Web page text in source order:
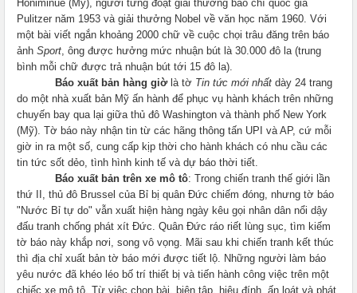
Honiminue (Mỹ), người từng đoạt giải thưởng báo chí quốc gia
Pulitzer năm 1953 và giải thưởng Nobel về văn học năm 1960. Với
một bài viết ngắn khoảng 2000 chữ về cuộc chọi trâu đăng trên báo
ảnh Sport, ông được hưởng mức nhuận bút là 30.000 đô la (trung
bình mỗi chữ được trả nhuận bút tới 15 đô la).
Báo xuất bản hàng giờlà tờ Tin tức mới nhất dày 24 trang
do một nhà xuất bản Mỹ ấn hành để phục vụ hành khách trên những
chuyến bay qua lại giữa thủ đô Washington và thành phố New York
(Mỹ). Tờ báo này nhận tin từ các hãng thông tấn UPI và AP, cứ mỗi
giờ in ra một số, cung cấp kịp thời cho hành khách có nhu cầu các
tin tức sốt dẻo, tình hình kinh tế và dự báo thời tiết.
Báo xuất bản trên xe mô tô: Trong chiến tranh thế giới lần
thứ II, thủ đô Brussel của Bỉ bị quân Đức chiếm đóng, nhưng tờ báo
"Nước Bỉ tự do" vẫn xuất hiện hàng ngày kêu gọi nhân dân nổi dậy
đấu tranh chống phát xít Đức. Quân Đức ráo riết lùng sục, tìm kiếm
tờ báo này khắp nơi, song vô vọng. Mãi sau khi chiến tranh kết thúc
thì địa chỉ xuất bản tờ báo mới được tiết lộ. Những người làm báo
yêu nước đã khéo léo bố trí thiết bị và tiến hành công việc trên một
chiếc xe mô tô. Từ việc chọn bài, biên tập, hiệu đính, ấn loát và phát